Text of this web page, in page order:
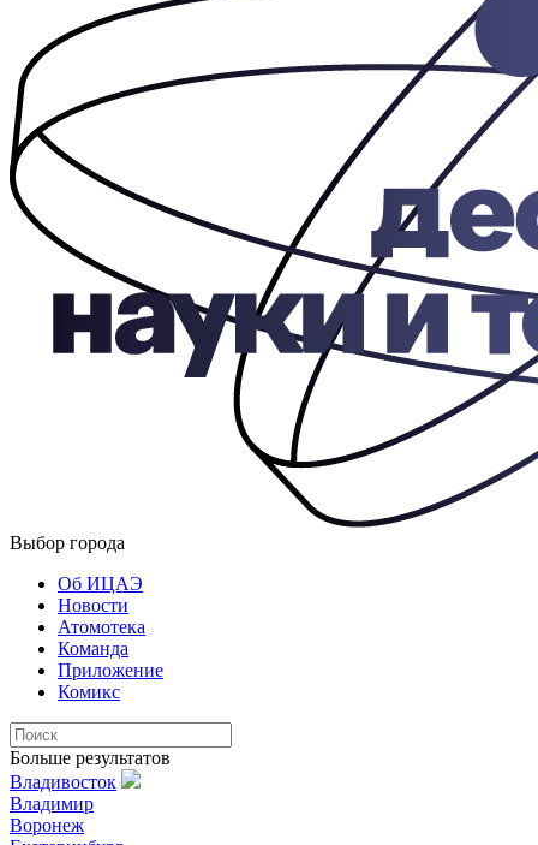
Выбор города
Об ИЦАЭ
Новости
Атомотека
Команда
Приложение
Комикс
Больше результатов
Владивосток
Владимир
Воронеж